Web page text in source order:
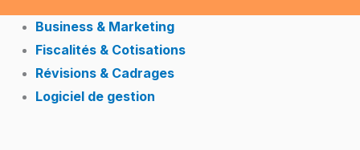
Business & Marketing
Fiscalités & Cotisations
Révisions & Cadrages
Logiciel de gestion